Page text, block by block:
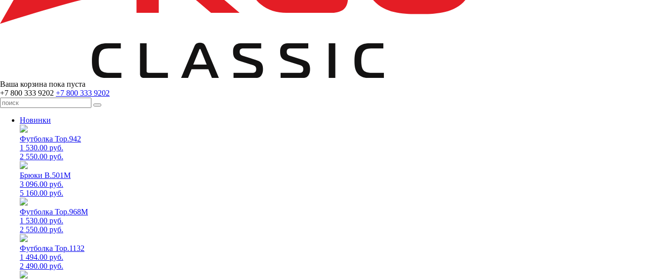
Ваша корзина пока пуста
+7 800 333 9202 +7 800 333 9202
Новинки
Футболка Top.942
1 530.00 руб.
2 550.00 руб.
Брюки B.501M
3 096.00 руб.
5 160.00 руб.
Футболка Top.968M
1 530.00 руб.
2 550.00 руб.
Футболка Top.1132
1 494.00 руб.
2 490.00 руб.